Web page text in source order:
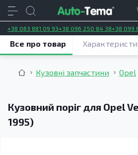
+38 063 881 09 93+38 096 250 84 38+38 099
Кузовні запчастини Opel
Кузовний поріг для Opel
1995)
Все про товар